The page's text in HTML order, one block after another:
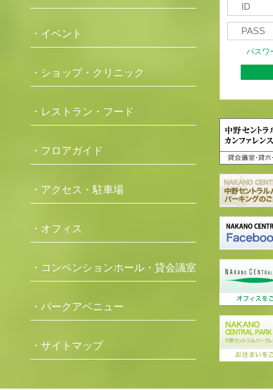
・イベント
・ショップ・クリニック
・レストラン・フード
・フロアガイド
・アクセス・駐車場
・オフィス
・コンベンションホール・貸会議室
・パークアベニュー
・サイトマップ
パスワ